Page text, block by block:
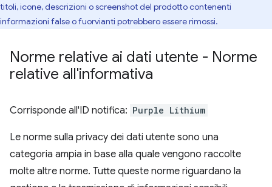
titoli, icone, descrizioni o screenshot del prodotto contenenti
informazioni false o fuorvianti potrebbero essere rimossi.
Norme relative ai dati utente - Norme
relative all'informativa
Corrisponde all'ID notifica: Purple Lithium
Le norme sulla privacy dei dati utente sono una
categoria ampia in base alla quale vengono raccolte
molte altre norme. Tutte queste norme riguardano la